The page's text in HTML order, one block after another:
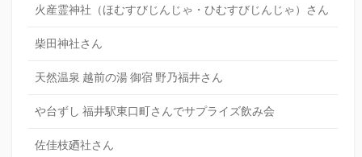
火産霊神社（ほむすびじんじゃ・ひむすびじんじゃ）さん
柴田神社さん
天然温泉 越前の湯 御宿 野乃福井さん
や台ずし 福井駅東口町さんでサプライズ飲み会
佐佳枝廼社さん